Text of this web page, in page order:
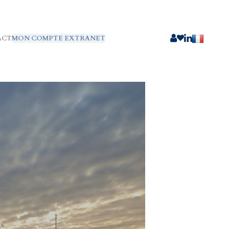
MON COMPTE EXTRANET